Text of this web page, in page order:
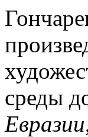
среды
Евразии